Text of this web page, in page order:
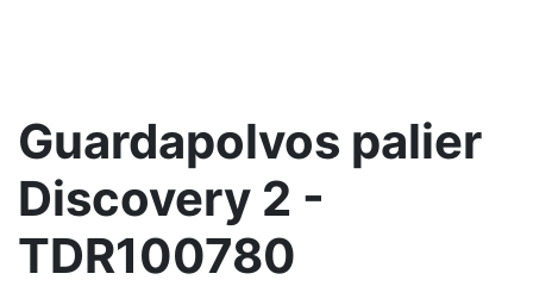
Guardapolvos palier
Discovery 2 -
TDR100780